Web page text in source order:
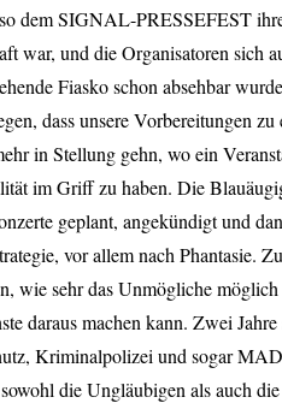
demSIGNAL-PRESSEFEST
war, und die Organisatoren sich
Fiasko schon absehbar
dass unsere Vorbereitungen
in Stellung gehn, wo ein
im Griff zu haben. Die
geplant, angekündigt und
vor allem nach Phantasie.
wie sehr das Unmögliche
daraus machen kann. Zwei
Kriminalpolizei und sogarMAD
die Ungläubigen als auch